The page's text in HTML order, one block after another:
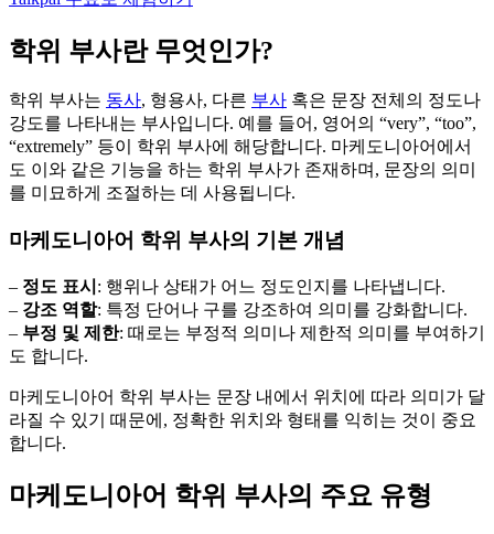
학위 부사란 무엇인가?
학위 부사는 동사, 형용사, 다른 부사 혹은 문장 전체의 정도나
강도를 나타내는 부사입니다. 예를 들어, 영어의 “very”, “too”,
“extremely” 등이 학위 부사에 해당합니다. 마케도니아어에서
도 이와 같은 기능을 하는 학위 부사가 존재하며, 문장의 의미
를 미묘하게 조절하는 데 사용됩니다.
마케도니아어 학위 부사의 기본 개념
– 정도 표시 : 행위나 상태가 어느 정도인지를 나타냅니다.
– 강조 역할: 특정 단어나 구를 강조하여 의미를 강화합니다.
– 부정 및 제한: 때로는 부정적 의미나 제한적 의미를 부여하기
도 합니다.
마케도니아어 학위 부사는 문장 내에서 위치에 따라 의미가 달
라질 수 있기 때문에, 정확한 위치와 형태를 익히는 것이 중요
합니다.
마케도니아어 학위 부사의 주요 유형